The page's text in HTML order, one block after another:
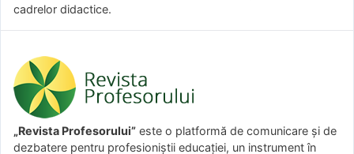
cadrelor didactice.
„Revista Profesorului” este o platformă de comunicare și de
dezbatere pentru profesioniștii educației, un instrument în